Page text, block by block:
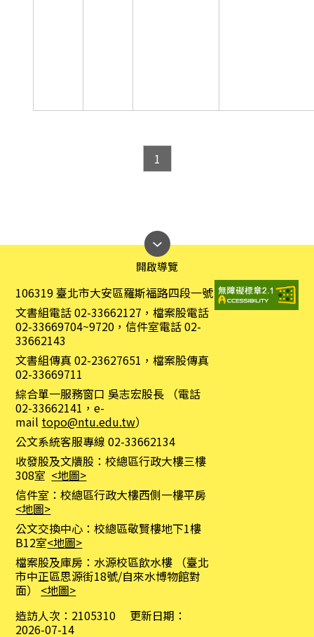
1
開啟導覽
106319 臺北市大安區羅斯福路四段一號
文書組電話 02-33662127，檔案股電話
02-33669704~9720，信件室電話 02-
33662143
文書組傳真 02-23627651，檔案股傳真
02-33669711
綜合單一服務窗口 吳志宏股長 （電話
02-33662141，e-
mail topo@ntu.edu.tw）
公文系統客服專線 02-33662134
收發股及文牘股：校總區行政大樓三樓
308室 <地圖>
信件室：校總區行政大樓西側一樓平房
<地圖>
公文交換中心：校總區敬賢樓地下1樓
B12室<地圖>
檔案股及庫房：水源校區飲水樓 （臺北
市中正區思源街18號/自來水博物館對
面） <地圖>
造訪人次： 2105310
更新日期：
2026-07-14